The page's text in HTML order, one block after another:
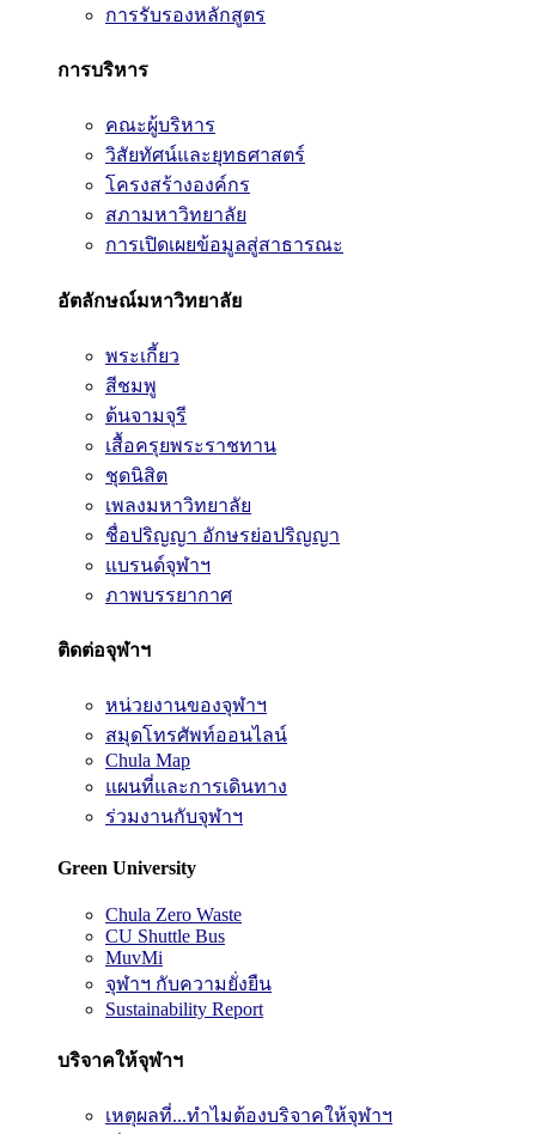
การรับรองหลักสูตร
การบริหาร
คณะผู้บริหาร
วิสัยทัศน์และยุทธศาสตร์
โครงสร้างองค์กร
สภามหาวิทยาลัย
การเปิดเผยข้อมูลสู่สาธารณะ
อัตลักษณ์มหาวิทยาลัย
พระเกี้ยว
สีชมพู
ต้นจามจุรี
เสื้อครุยพระราชทาน
ชุดนิสิต
เพลงมหาวิทยาลัย
ชื่อปริญญา อักษรย่อปริญญา
แบรนด์จุฬาฯ
ภาพบรรยากาศ
ติดต่อจุฬาฯ
หน่วยงานของจุฬาฯ
สมุดโทรศัพท์ออนไลน์
Chula Map
แผนที่และการเดินทาง
ร่วมงานกับจุฬาฯ
Green University
Chula Zero Waste
CU Shuttle Bus
MuvMi
จุฬาฯ กับความยั่งยืน
Sustainability Report
บริจาคให้จุฬาฯ
เหตุผลที่...ทำไมต้องบริจาคให้จุฬาฯ